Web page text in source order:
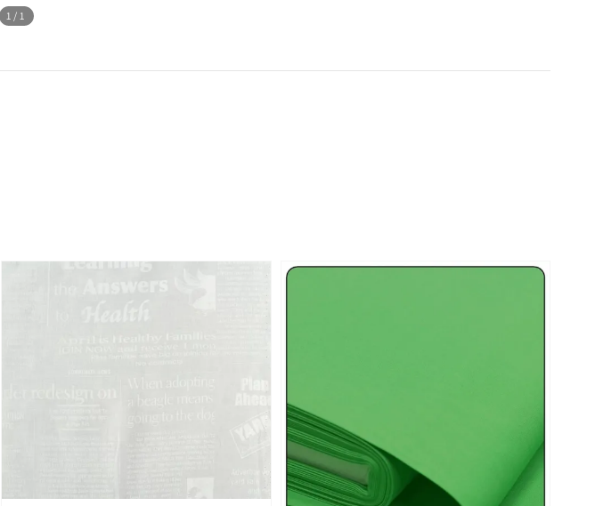
1 /1